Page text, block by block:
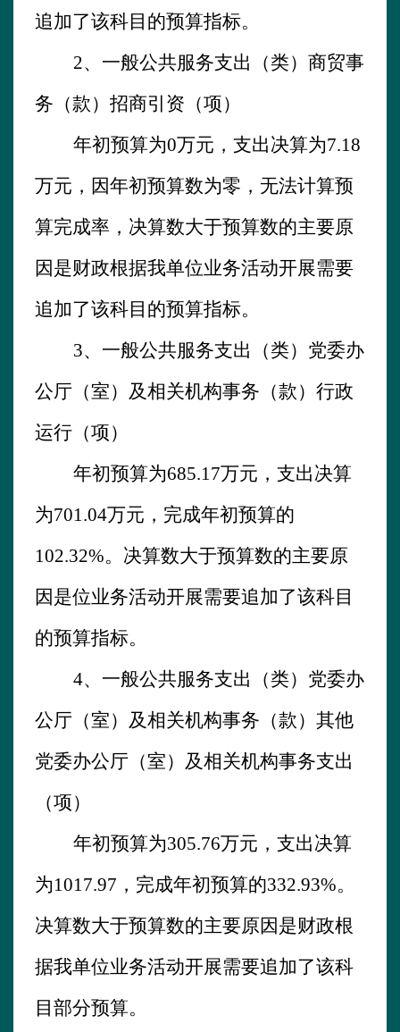
追加了该科目的预算指标。
2、 一般公共服务支出（类）商贸事
务（款）招商引资（项）
年初预算为0万元，支出决算为7.18
万元，因年初预算数为零，无法计算预
算完成率，决算数大于预算数的主要原
因是财政根据我单位业务活动开展需要
追加了该科目的预算指标。
3、 一般公共服务支出（类）党委办
公厅（室）及相关机构事务（款）行政
运行（项）
年初预算为685.17万元，支出决算
为701.04万元，完成年初预算的
102.32%。决算数大于预算数的主要原
因是位业务活动开展需要追加了该科目
的预算指标。
4、 一般公共服务支出（类）党委办
公厅（室）及相关机构事务（款）其他
党委办公厅（室）及相关机构事务支出
（项）
年初预算为305.76万元，支出决算
为1017.97 ，完成年初预算的332.93%。
决算数大于预算数的主要原因是财政根
据我单位业务活动开展需要追加了该科
目部分预算。